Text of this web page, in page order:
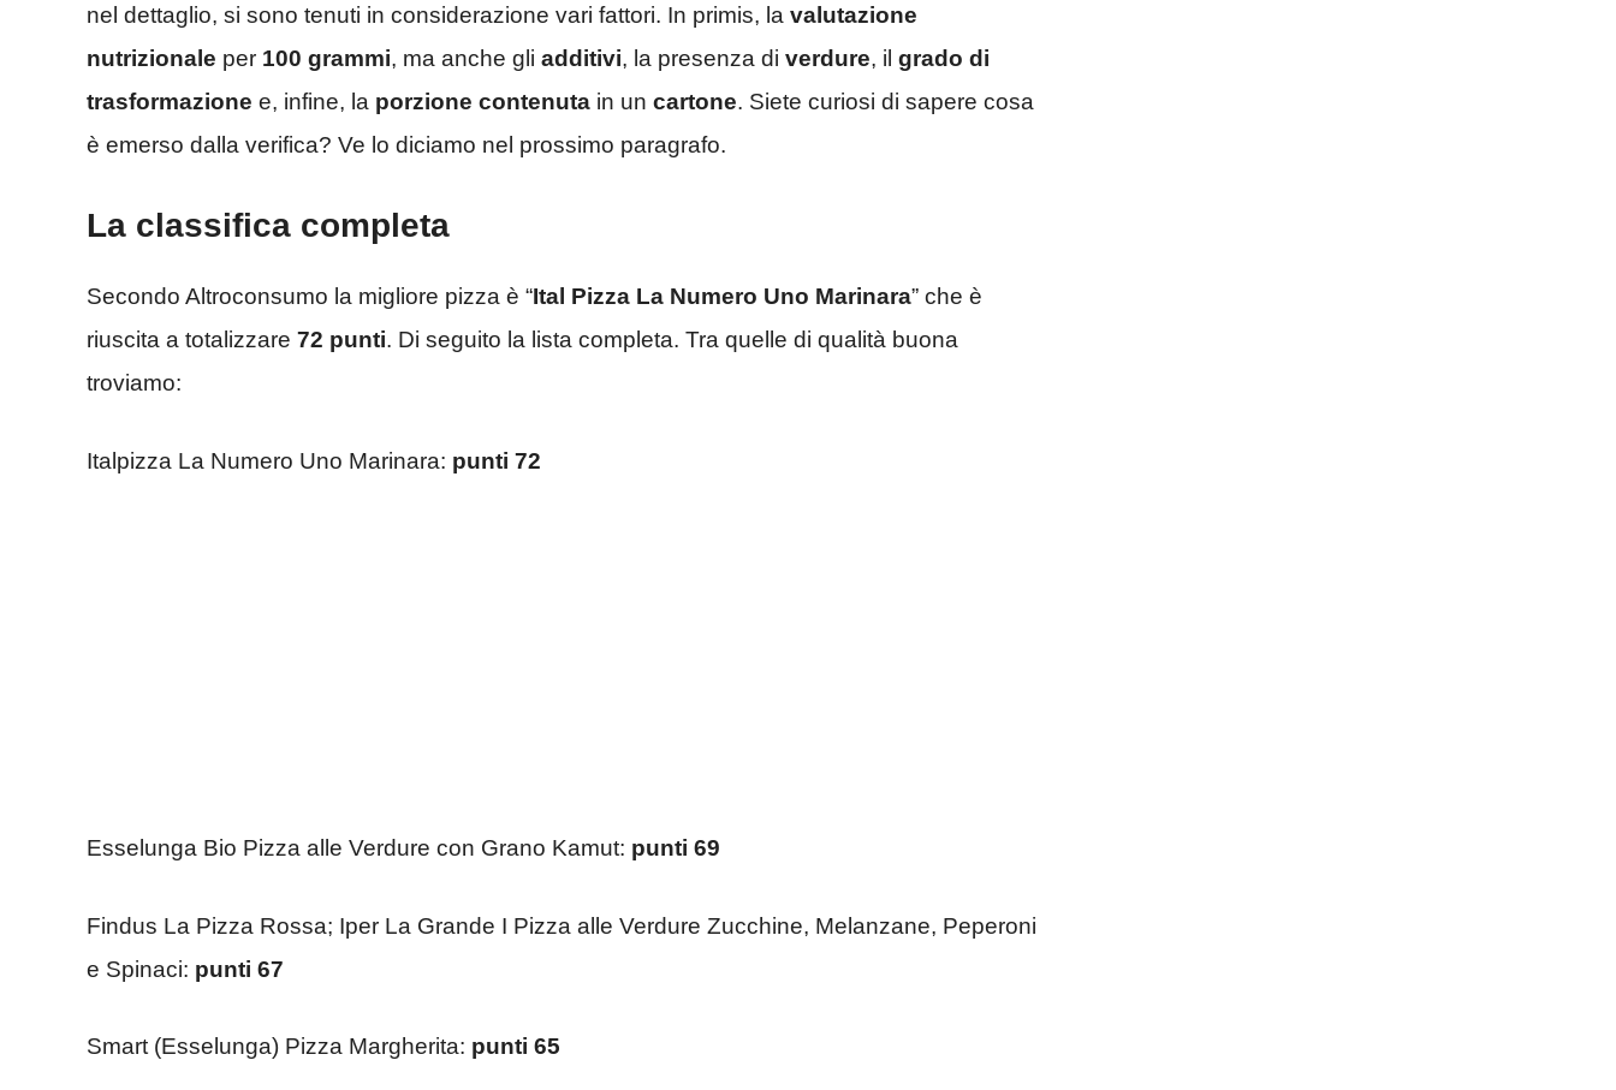
nel dettaglio, si sono tenuti in considerazione vari fattori. In primis, la valutazione
nutrizionale per 100 grammi, ma anche gli additivi, la presenza di verdure, il grado di
trasformazione e, infine, la porzione contenuta in un cartone. Siete curiosi di sapere cosa
è emerso dalla verifica? Ve lo diciamo nel prossimo paragrafo.
La classifica completa
Secondo Altroconsumo la migliore pizza è “Ital Pizza La Numero Uno Marinara” che è
riuscita a totalizzare 72 punti. Di seguito la lista completa. Tra quelle di qualità buona
troviamo:
Italpizza La Numero Uno Marinara: punti 72
Esselunga Bio Pizza alle Verdure con Grano Kamut: punti 69
Findus La Pizza Rossa; Iper La Grande I Pizza alle Verdure Zucchine, Melanzane, Peperoni
e Spinaci: punti 67
Smart (Esselunga) Pizza Margherita: punti 65